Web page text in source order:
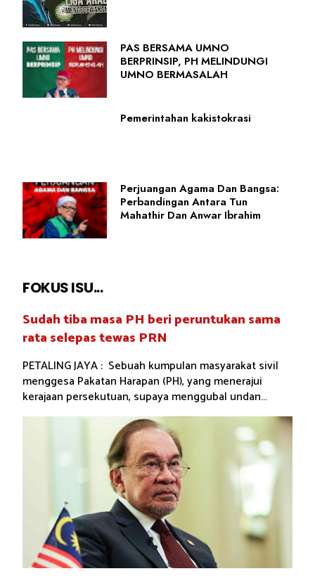
PAS BERSAMA UMNO
BERPRINSIP, PH MELINDUNGI
UMNO BERMASALAH
Pemerintahan kakistokrasi
Perjuangan Agama Dan Bangsa:
Perbandingan Antara Tun
Mahathir Dan Anwar Ibrahim
FOKUS ISU...
Sudah tiba masa PH beri peruntukan sama
rata selepas tewas PRN
PETALING JAYA : Sebuah kumpulan masyarakat sivil
menggesa Pakatan Harapan (PH), yang menerajui
kerajaan persekutuan, supaya menggubal undan...